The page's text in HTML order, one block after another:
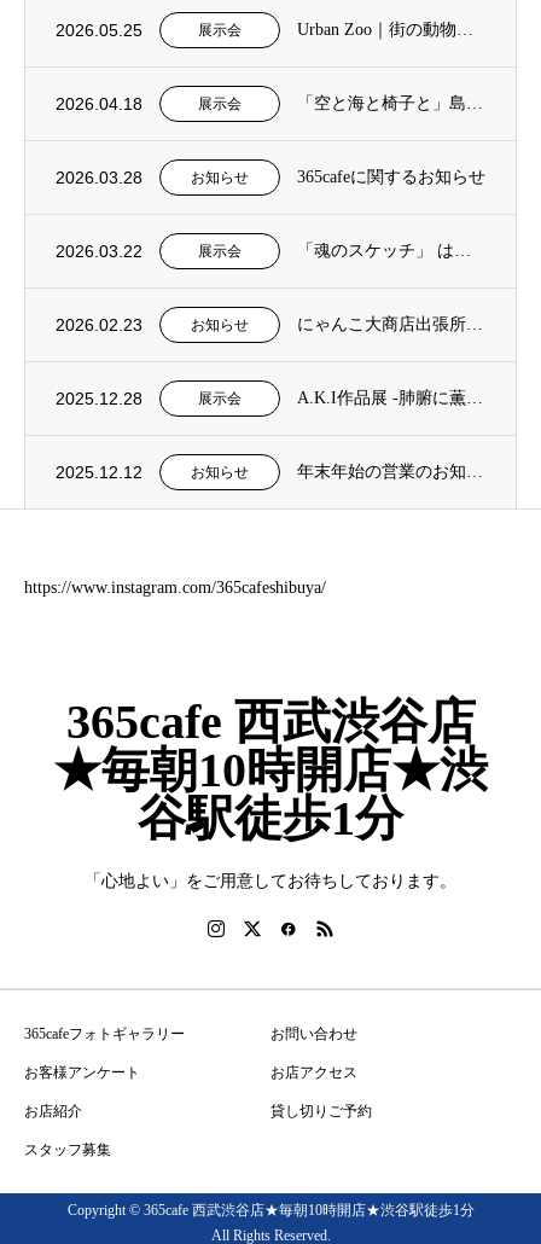
2026.05.25 展示会
2026.04.18 展示会
2026.03.28 お知らせ 365cafeに関するお知らせ
2026.03.22 展示会
2026.02.23 お知らせ
2025.12.28 展示会
2025.12.12 お知らせ
https://www.instagram.com/365cafeshibuya/
365cafe 西武渋谷店
★毎朝10時開店★渋
谷駅徒歩1分
「心地よい」をご用意してお待ちしております。
365cafeフォトギャラリー お問い合わせ
お客様アンケート お店アクセス
お店紹介 貸し切りご予約
スタッフ募集
Copyright © 365cafe 西武渋谷店★毎朝10時開店★渋谷駅徒歩1分
All Rights Reserved.